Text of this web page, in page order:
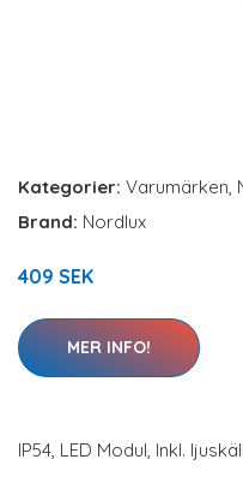
Kategorier: Varumärken,
Brand: Nordlux
409 SEK
MER INFO!
IP54, LED Modul, Inkl.